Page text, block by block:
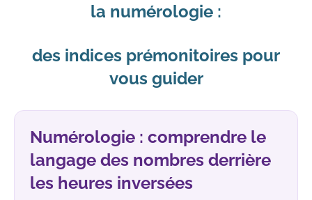
la numérologie :
des indices prémonitoires pour
vous guider
Numérologie : comprendre le
langage des nombres derrière
les heures inversées